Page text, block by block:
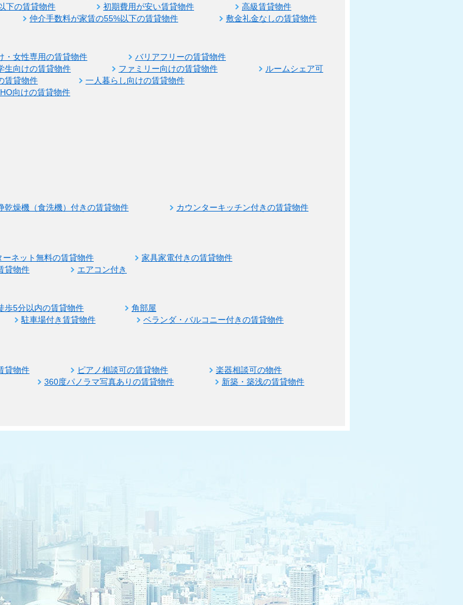
下の賃貸物件 初期費用が安い賃貸物件
高級賃貸物件
仲介手数料が家賃の55%以下の賃貸物件 敷金礼金なしの賃貸物件
・女性専用の賃貸物件
バリアフリーの賃貸物件
生向けの賃貸物件 ファミリー向けの賃貸物件
ルームシェア可
賃貸物件
一人暮らし向けの賃貸物件
向けの賃貸物件
乾燥機（食洗機）付きの賃貸物件
カウンターキッチン付きの賃貸物件
ーネット無料の賃貸物件
家具家電付きの賃貸物件
貸物件 エアコン付き
歩5分以内の賃貸物件
角部屋
駐車場付き賃貸物件
ベランダ・バルコニー付きの賃貸物件
貸物件 ピアノ相談可の賃貸物件
楽器相談可の物件
360度パノラマ写真ありの賃貸物件
新築・築浅の賃貸物件